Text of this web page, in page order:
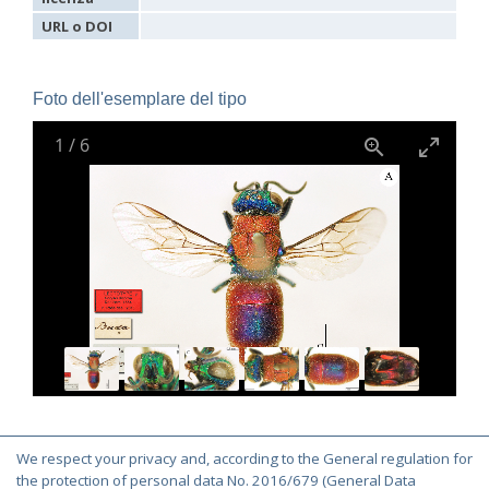
We respect your privacy and, according to the General regulation for
the protection of personal data No. 2016/679 (General Data
Holopyga janthina
Holopyga luzulinaDahlbom, 1854
Parnopes denticulatusSpinola, 1838
URL o DOI
Foto dell'esemplare del tipo
1 / 6
© Copyright 2000-2026 Chrysis.net. All Rights Reserved.